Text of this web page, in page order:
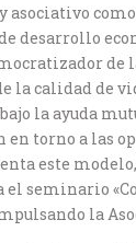
asociativo
desarrollo
de
la calidad de
la ayuda
en torno a las
este
el seminario
la